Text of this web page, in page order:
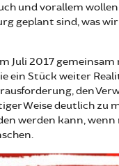
und vorallem
geplant sind, was
Juli 2017 gemeinsam
ein Stück weiter
den
Weise deutlich zu
werden kann,